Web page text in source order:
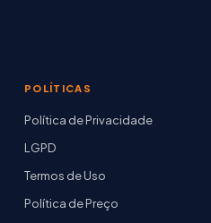
POLÍTICAS
Política de Privacidade
LGPD
Termos de Uso
Política de Preço